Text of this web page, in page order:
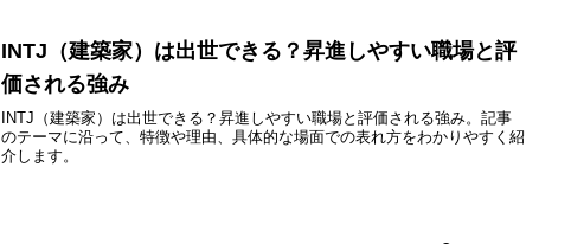
INTJ（建築家）は出世できる？昇進しやすい職場と評
価される強み
INTJ（建築家）は出世できる？昇進しやすい職場と評価される強み。記事
のテーマに沿って、特徴や理由、具体的な場面での表れ方をわかりやすく紹
介します。